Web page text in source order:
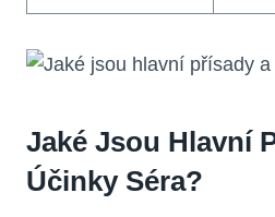
Jaké Jsou Hlavní
Účinky Séra?